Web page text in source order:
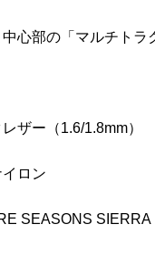
心部の「マルチトラ
ザー（1.6/1.8mm）
イロン
SEASONS SIERRA